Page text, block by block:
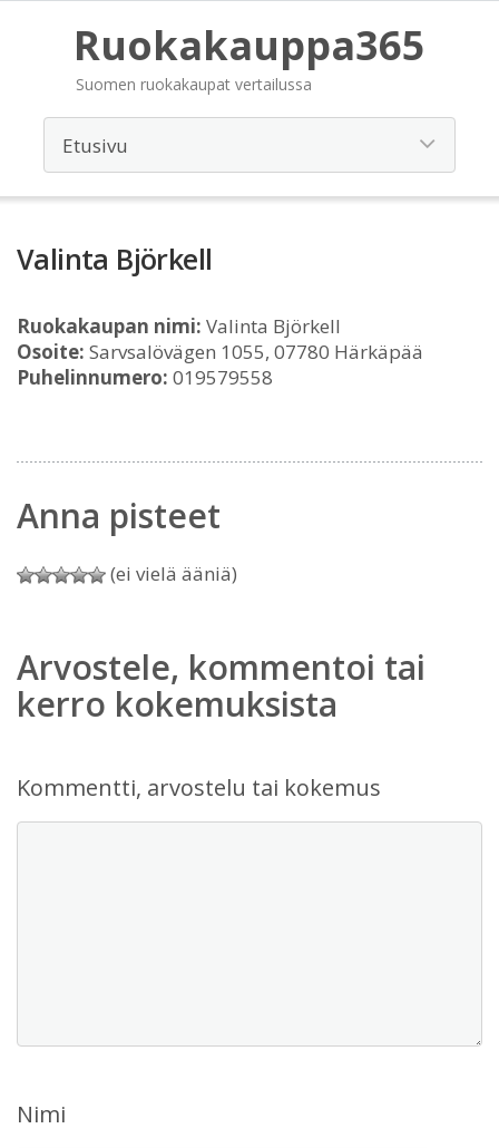
Ruokakauppa365
Suomen ruokakaupat vertailussa
Valinta Björkell
Ruokakaupan nimi: Valinta Björkell
Osoite: Sarvsalövägen 1055, 07780 Härkäpää
Puhelinnumero: 019579558
Anna pisteet
(ei vielä ääniä)
Arvostele, kommentoi tai
kerro kokemuksista
Kommentti, arvostelu tai kokemus
Nimi